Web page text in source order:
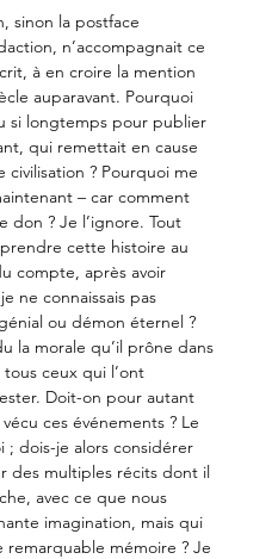
sinon la postface
n’accompagnait ce
à en croire la mention
auparavant. Pourquoi
si longtemps pour publier
qui remettait en cause
? Pourquoi me
– car comment
? Je l’ignore. Tout
cette histoire au
compte, après avoir
ne connaissais pas
ou démon éternel ?
la morale qu’il prône dans
ceux qui l’ont
Doit-on pour autant
ces événements ? Le
; dois-je alors considérer
des multiples récits dont il
avec ce que nous
imagination, mais qui
remarquable mémoire ? Je